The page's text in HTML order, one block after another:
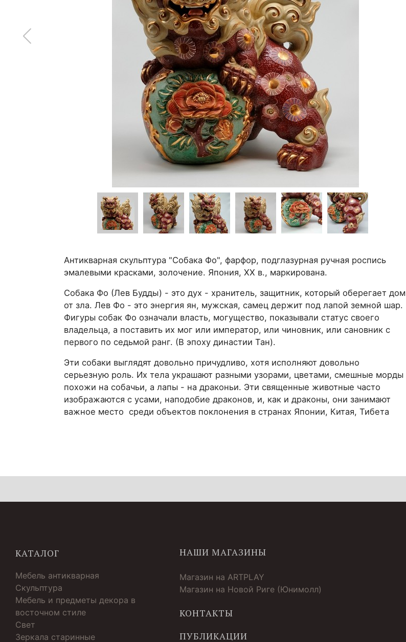
Антикварная скульптура "Собака Фо", фарфор, подглазурная ручная роспись
эмалевыми красками, золочение. Япония, ХХ в., маркирована.
Собака Фо (Лев Будды) - это дух - хранитель, защитник, который оберегает дом
от зла. Лев Фо - это энергия ян, мужская, самец держит под лапой земной шар.
Фигуры собак Фо означали власть, могущество, показывали статус своего
владельца, а поставить их мог или император, или чиновник, или сановник с
первого по седьмой ранг. (В эпоху династии Тан).
Эти собаки выглядят довольно причудливо, хотя исполняют довольно
серьезную роль. Их тела украшают разными узорами, цветами, смешные морды
похожи на собачьи, а лапы - на драконьи. Эти священные животные часто
изображаются с усами, наподобие драконов, и, как и драконы, они занимают
важное место среди объектов поклонения в странах Японии, Китая, Тибета
КАТАЛОГ
Мебель антикварная
Скульптура
Мебель и предметы декора в
восточном стиле
Свет
Зеркала старинные
НАШИ МАГАЗИНЫ
Магазин на ARTPLAY
Магазин на Новой Риге (Юнимолл)
КОНТАКТЫ
ПУБЛИКАЦИИ